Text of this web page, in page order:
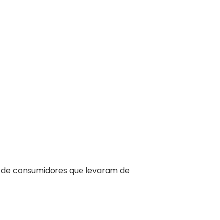
consumidores que levaram de